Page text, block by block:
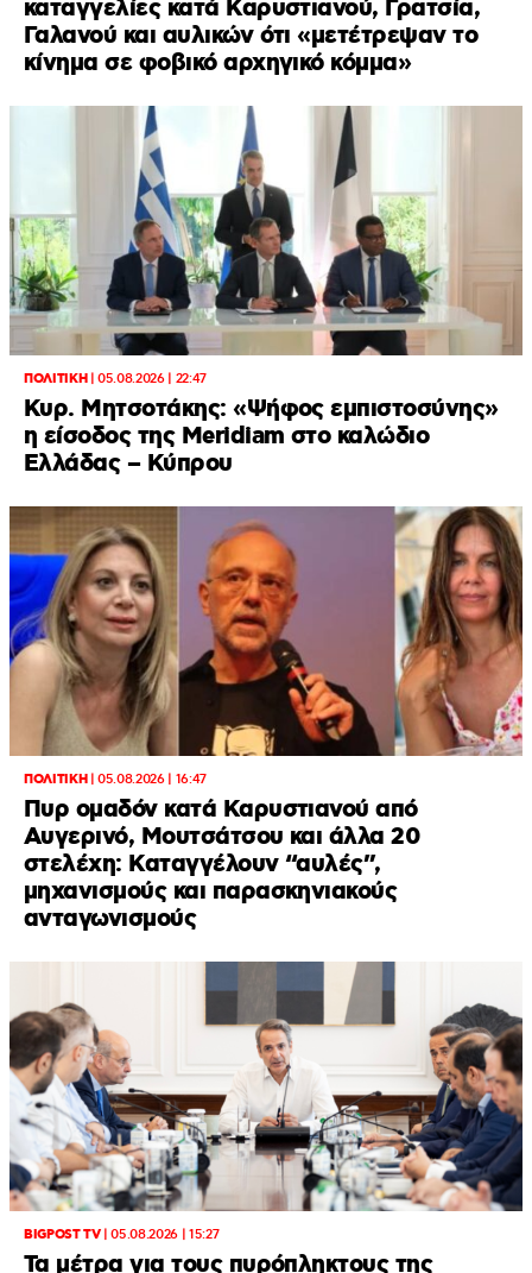
καταγγελίες κατά Καρυστιανού, Γρατσία,
Γαλανού και αυλικών ότι «μετέτρεψαν το
κίνημα σε φοβικό αρχηγικό κόμμα»
ΠΟΛΙΤΙΚΗ|05.08.2026 | 22:47
Κυρ. Μητσοτάκης: «Ψήφος εμπιστοσύνης»
η είσοδος της Meridiam στο καλώδιο
Ελλάδας – Κύπρου
ΠΟΛΙΤΙΚΗ|05.08.2026 | 16:47
Πυρ ομαδόν κατά Καρυστιανού από
Αυγερινό, Μουτσάτσου και άλλα 20
στελέχη: Καταγγέλουν “αυλές”,
μηχανισμούς και παρασκηνιακούς
ανταγωνισμούς
BIGPOST TV|05.08.2026 | 15:27
Τα μέτρα για τους πυρόπληκτους της